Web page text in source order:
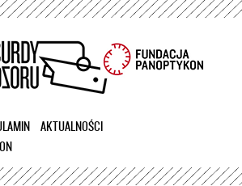
Przejdź
treści
AKTUALNOŚCI